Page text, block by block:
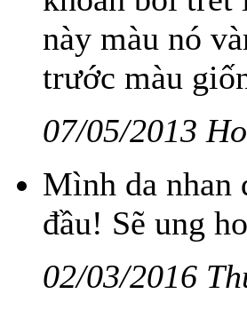
này màu nó
trước màu
07/05/2013
Mình da nhan
đầu! Sẽ ung
02/03/2016